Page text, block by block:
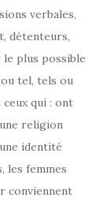
verbales,
détenteurs,
le plus possible
tel, tels ou
qui : ont
religion
identité
les femmes
conviennent